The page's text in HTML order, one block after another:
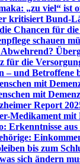
„zu viel“ ist
kritisiert Bund-
Chancen für
schauen
für die
– und Betroffene
mit
mit
Report
Medikament mit
Erkenntnisse
bis zum
sich ändern